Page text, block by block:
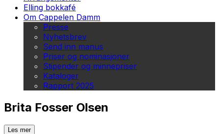
Elling bokkafé
Om Cappelen Damm
Presse
Nyhetsbrev
Send inn manus
Priser og nominasjoner
Stipender og minnepriser
Kataloger
Rapport 2025
Brita Fosser Olsen
Les mer